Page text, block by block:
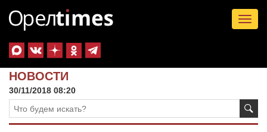
НОВОСТИ
30/11/2018 08:20